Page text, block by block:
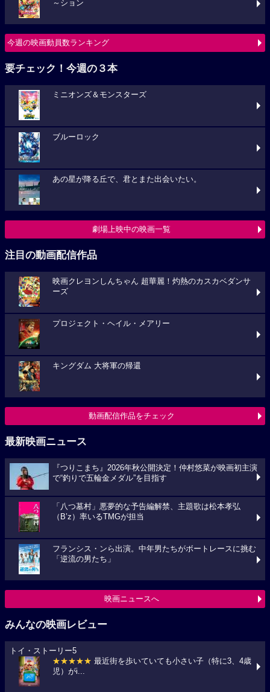
～ション
今週の映画動員数ランキング
要チェック！今週の３本
ミニオンズ＆モンスターズ
ブルーロック
あの星が降る丘で、君とまた出会いたい。
劇場上映中の映画一覧
注目の動画配信作品
映画クレヨンしんちゃん 超華麗！灼熱のカスカベダンサ
ーズ
プロジェクト・ヘイル・メアリー
キングダム 大将軍の帰還
動画配信作品をチェック
最新映画ニュース
『つりこまち』2026年秋公開決定！仲村悠菜が映画初主演
で“釣りで五輪金メダル”を目指す
「八つ墓村」悪夢的な予告編解禁、主題歌は松本孝弘
（B’z）率いるTMGが担当
フランシス・ンら出演。中年男たちがボートレースに挑む
「逆流の男たち」
映画ニュースへ
みんなの映画レビュー
トイ・ストーリー5
★★★★★ 最近街を歩いていても小さい子（特に3、4歳
児）がi...